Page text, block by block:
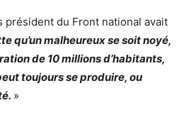
président du Front national avait
qu’un malheureux se soit noyé,
de 10 millions d’habitants,
toujours se produire, ou
»